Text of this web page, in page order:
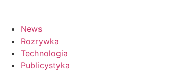
News
Rozrywka
Technologia
Publicystyka